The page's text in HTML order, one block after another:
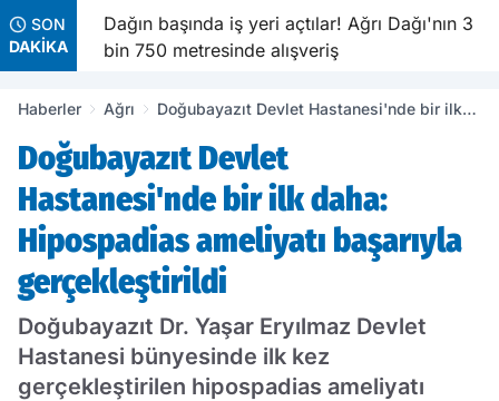
SON
DAKİKA
Dağın başında iş yeri açtılar! Ağrı Dağı'nın 3
bin 750 metresinde alışveriş
Haberler Ağrı
Doğubayazıt Devlet Hastanesi'nde bir ilk
gerçekleştirildi
Doğubayazıt Devlet
Hastanesi'nde bir ilk daha:
Hipospadias ameliyatı başarıyla
gerçekleştirildi
Doğubayazıt Dr. Yaşar Eryılmaz Devlet
Hastanesi bünyesinde ilk kez
gerçekleştirilen hipospadias ameliyatı